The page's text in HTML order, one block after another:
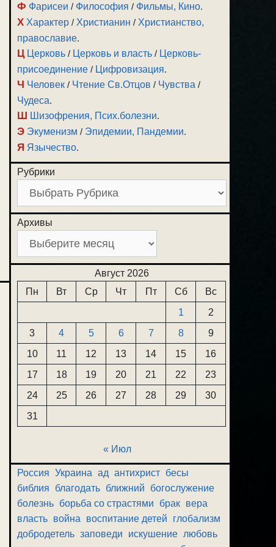
Ф Фарисеи / Философия / Фильмы, Кино.
Х Характер / Христианин / Христианство,
православие.
Ц Церковь / Церковь и власть / Церковь-
присоединение / Цифровизация.
Ч Человек / Чтение Св.Отцов / Чувства /
Чудеса.
Ш Шизофрения, Псих.болезни.
Э Экуменизм / Эпидемии, Пандемии.
Я Язычество.
Рубрики
Архивы
Август 2026
Пн
Вт Ср Чт Пт Сб
Вс
1
2
3
4 5 6 7 8
9
10
11 12 13 14 15
16
17
18 19 20 21 22
23
24
25 26 27 28 29
30
31
« Июл
Россия Украина ад антихрист бесы
библия
благодать ближний
богослужение
болезнь борьба со страстями брак вера
власть война воспитание детей
глобализм
добродетель заповеди искушение любовь